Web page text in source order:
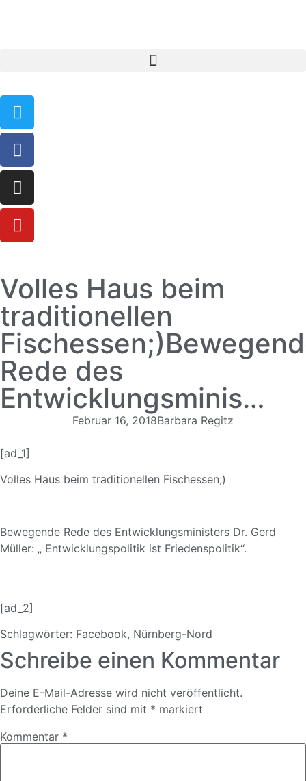
Volles Haus beim
traditionellen
Rede des
Entwicklungsminis…
Februar 16, 2018Barbara Regitz
[ad_1]
Volles Haus beim traditionellen Fischessen;)
Bewegende Rede des Entwicklungsministers Dr. Gerd
Müller: „ Entwicklungspolitik ist Friedenspolitik“.
[ad_2]
Schlagwörter: Facebook, Nürnberg-Nord
Schreibe einen Kommentar
Deine E-Mail-Adresse wird nicht veröffentlicht.
Erforderliche Felder sind mit * markiert
Kommentar *